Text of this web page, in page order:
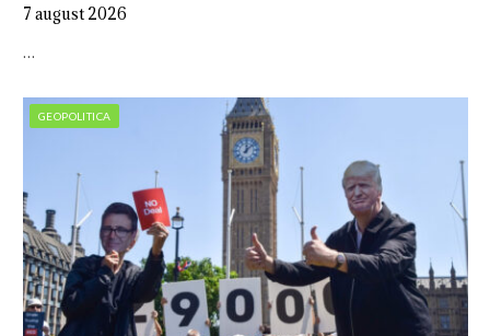
7 august 2026
…
GEOPOLITICA